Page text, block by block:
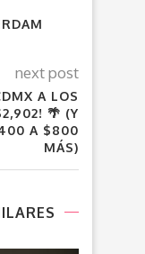
next post
A LOS
🌴 (Y
A $800
MÁS)